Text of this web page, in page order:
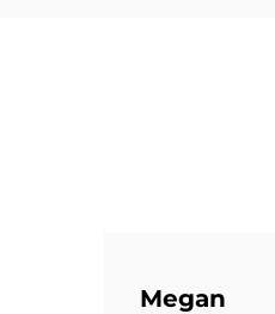
Megan